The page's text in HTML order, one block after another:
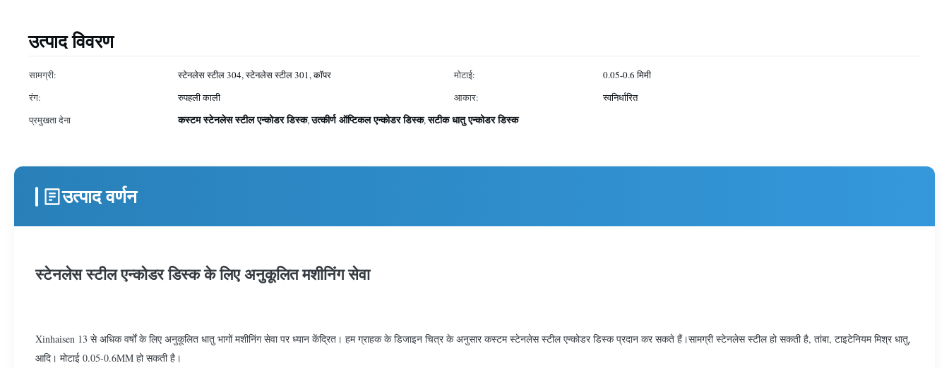
उत्पाद विवरण
सामग्री: स्टेनलेस स्टील 304, स्टेनलेस स्टील 301, कॉपर मोटाई:
0.05-0.6 मिमी
रंग:
रुपहली काली आकार:
स्वनिर्धारित
प्रमुखता देना
कस्टम स्टेनलेस स्टील एन्कोडर डिस्क,उत्कीर्ण ऑप्टिकल एन्कोडर डिस्क,सटीक धातु एन्कोडर डिस्क
उत्पाद वर्णन
स्टेनलेस स्टील एन्कोडर डिस्क के लिए अनुकूलित मशीनिंग सेवा
Xinhaisen 13 से अधिक वर्षों के लिए अनुकूलित धातु भागों मशीनिंग सेवा पर ध्यान केंद्रित। हम ग्राहक के डिजाइन चित्र के अनुसार कस्टम स्टेनलेस स्टील एन्कोडर डिस्क प्रदान कर सकते हैं।सामग्री स्टेनलेस स्टील हो सकती है, तांबा, टाइटेनियम मिश्र धातु,
आदि। मोटाई 0.05-0.6MM हो सकती है।